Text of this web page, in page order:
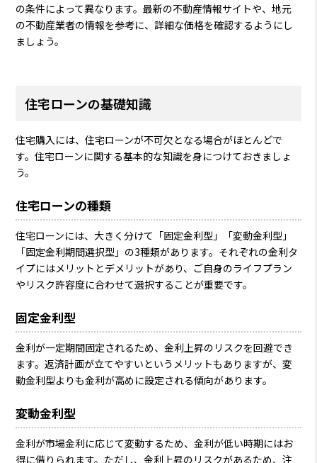
の条件によって異なります。最新の不動産情報サイトや、地元
の不動産業者の情報を参考に、詳細な価格を確認するようにし
ましょう。
住宅ローンの基礎知識
住宅購入には、住宅ローンが不可欠となる場合がほとんどで
す。住宅ローンに関する基本的な知識を身につけておきましょ
う。
住宅ローンの種類
住宅ローンには、大きく分けて「固定金利型」「変動金利型」
「固定金利期間選択型」の3種類があります。それぞれの金利タ
イプにはメリットとデメリットがあり、ご自身のライフプラン
やリスク許容度に合わせて選択することが重要です。
固定金利型
金利が一定期間固定されるため、金利上昇のリスクを回避でき
ます。返済計画が立てやすいというメリットもありますが、変
動金利型よりも金利が高めに設定される傾向があります。
変動金利型
金利が市場金利に応じて変動するため、金利が低い時期にはお
得に借りられます。ただし、金利上昇のリスクがあるため、注